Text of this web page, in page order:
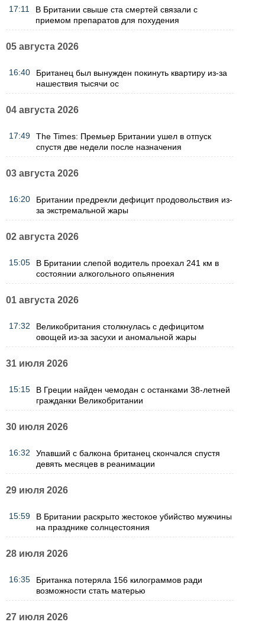
17:11
В Британии свыше ста смертей связали с
приемом препаратов для похудения
05 августа 2026
16:40
Британец был вынужден покинуть квартиру из-за
нашествия тысячи ос
04 августа 2026
17:49
The Times: Премьер Британии ушел в отпуск
спустя две недели после назначения
03 августа 2026
16:20
Британии предрекли дефицит продовольствия из-
за экстремальной жары
02 августа 2026
15:05
В Британии слепой водитель проехал 241 км в
состоянии алкогольного опьянения
01 августа 2026
17:32
Великобритания столкнулась с дефицитом
овощей из-за засухи и аномальной жары
31 июля 2026
15:15
В Греции найден чемодан с останками 38-летней
гражданки Великобритании
30 июля 2026
16:32
Упавший с балкона британец скончался спустя
девять месяцев в реанимации
29 июля 2026
15:59
В Британии раскрыто жестокое убийство мужчины
на празднике солнцестояния
28 июля 2026
16:35
Британка потеряла 156 килограммов ради
возможности стать матерью
27 июля 2026